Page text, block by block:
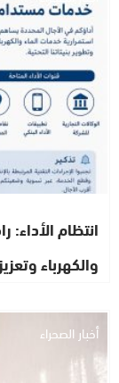
انتظام
والكهرباء
أخبار الصحراء